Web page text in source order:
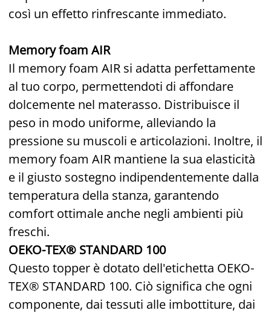
così un effetto rinfrescante immediato.
Memory foam AIR
Il memory foam AIR si adatta perfettamente
al tuo corpo, permettendoti di affondare
dolcemente nel materasso. Distribuisce il
peso in modo uniforme, alleviando la
pressione su muscoli e articolazioni. Inoltre, il
memory foam AIR mantiene la sua elasticità
e il giusto sostegno indipendentemente dalla
temperatura della stanza, garantendo
comfort ottimale anche negli ambienti più
freschi.
OEKO-TEX® STANDARD 100
Questo topper è dotato dell'etichetta OEKO-
TEX® STANDARD 100. Ciò significa che ogni
componente, dai tessuti alle imbottiture, dai